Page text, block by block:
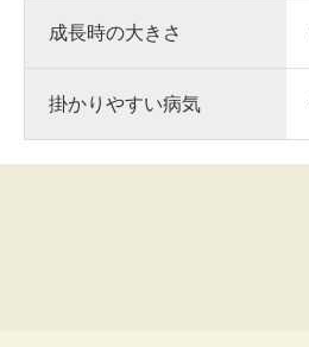
成長時の大きさ
掛かりやすい病気